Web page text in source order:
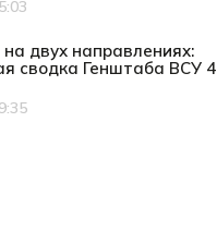
двух направлениях:
сводка Генштаба ВСУ 4